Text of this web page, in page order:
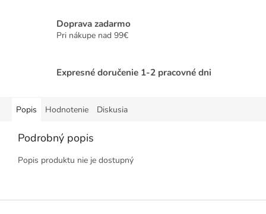
Doprava zadarmo
Pri nákupe nad 99€
Expresné doručenie 1-2 pracovné dni
Popis Hodnotenie Diskusia
Podrobný popis
Popis produktu nie je dostupný
Z